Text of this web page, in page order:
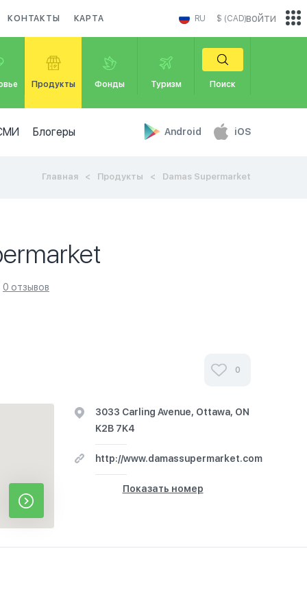
КОНТАКТЫ КАРТА RU $ (CAD)
Продукты Фонды Туризм Поиск
Блогеры Android iOS
войти
Главная Продукты Damas Supermarket
0 отзывов
0
3033 Carling Avenue, Ottawa, ON
K2B 7K4
http://www.damassupermarket.com
Показать номер